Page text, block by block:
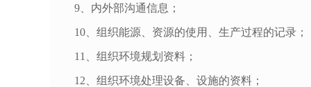
9、内外部沟通信息；
10、组织能源、资源的使用、生产过程的记录；
11、组织环境规划资料；
12、组织环境处理设备、设施的资料；